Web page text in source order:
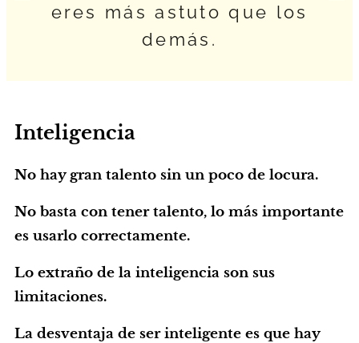
eres más astuto que los
demás.
Inteligencia
No hay gran talento sin un poco de locura.
No basta con tener talento, lo más importante
es usarlo correctamente.
Lo extraño de la inteligencia son sus
limitaciones.
La desventaja de ser inteligente es que hay